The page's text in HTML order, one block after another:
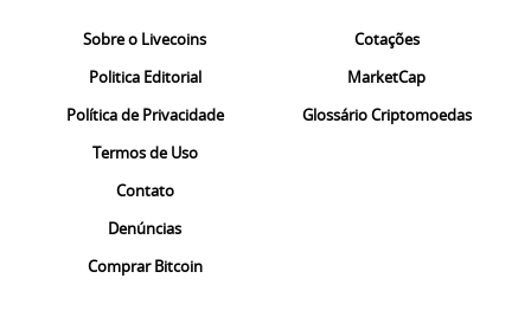
Sobre o Livecoins
Politica Editorial
Política de Privacidade
Termos de Uso
Contato
Denúncias
Comprar Bitcoin
Cotações
MarketCap
Glossário Criptomoedas